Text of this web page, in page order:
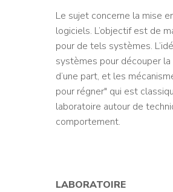
Le sujet concerne la mise
logiciels. L’objectif est de
pour de tels systèmes.
systèmes pour découper
d’une part, et les
pour régner" qui est
laboratoire autour de
comportement.
LABORATOIRE